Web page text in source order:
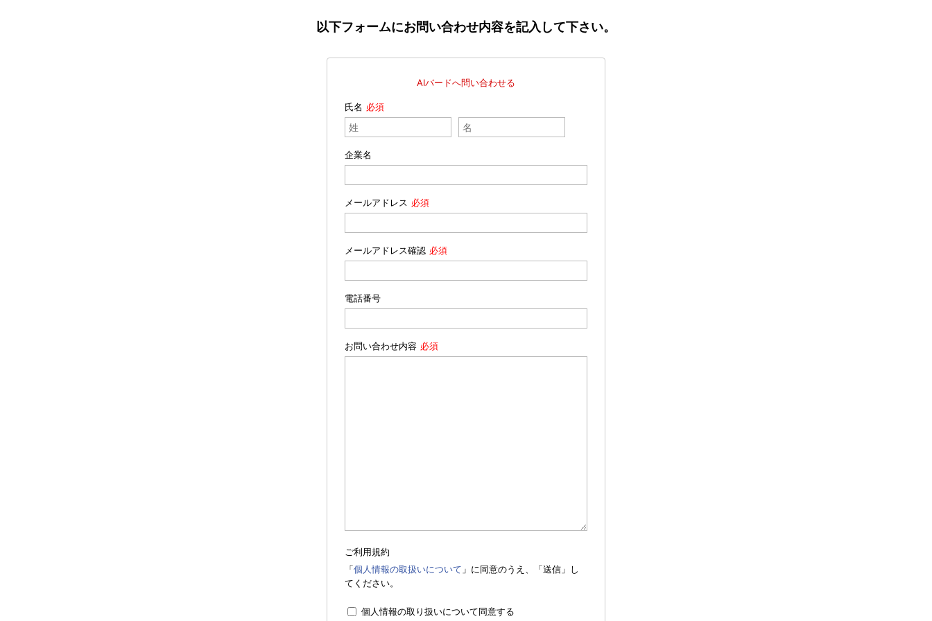
以下フォームにお問い合わせ内容を記入して下さい。
AIバードへ問い合わせる
氏名
企業名
メールアドレス
メールアドレス確認
電話番号
お問い合わせ内容
ご利用規約
「個人情報の取扱いについて 」に同意のうえ、「送信」し
てください。
個人情報の取り扱いについて同意する